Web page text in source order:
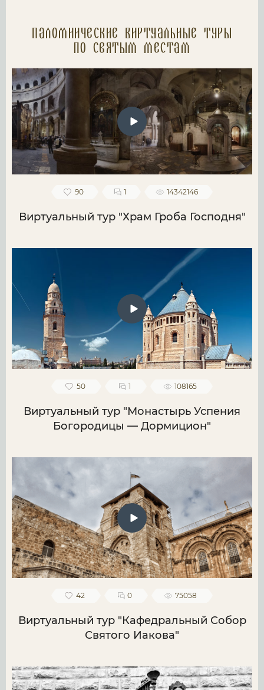
Паломнические Виртуальные туры
по святым местам
90 1 14342146
Виртуальный тур "Храм Гроба Господня"
50 1 108165
Виртуальный тур "Монастырь Успения
Богородицы — Дормицион"
42 0 75058
Виртуальный тур "Кафедральный Собор
Святого Иакова"